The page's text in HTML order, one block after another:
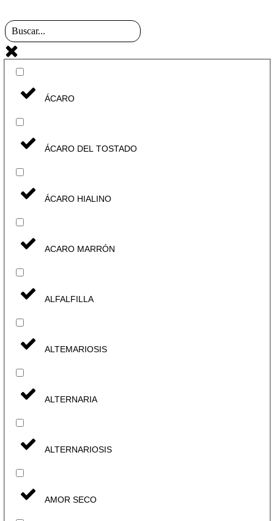
ÁCARO
ÁCARO DEL TOSTADO
ÁCARO HIALINO
ACARO MARRÓN
ALFALFILLA
ALTEMARIOSIS
ALTERNARIA
ALTERNARIOSIS
AMOR SECO